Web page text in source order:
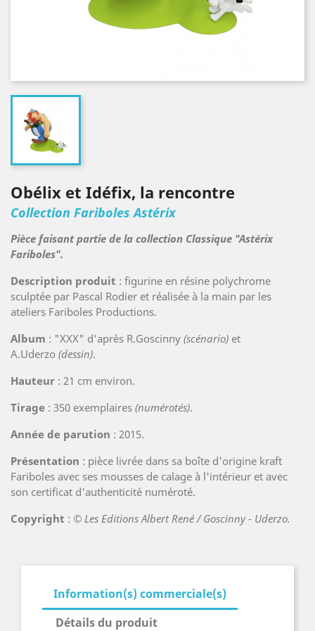
Obélix et Idéfix, la rencontre
Collection Fariboles Astérix
Pièce faisant partie de la collection Classique "Astérix
Fariboles".
Description produit : figurine en résine polychrome
sculptée par Pascal Rodier et réalisée à la main par les
ateliers Fariboles Productions.
Album : "XXX" d'après R.Goscinny (scénario) et
A.Uderzo (dessin).
Hauteur : 21 cm environ.
Tirage : 350 exemplaires (numérotés).
Année de parution : 2015.
Présentation : pièce livrée dans sa boîte d'origine kraft
Fariboles avec ses mousses de calage à l'intérieur et avec
son certificat d'authenticité numéroté.
Copyright : © Les Editions Albert René / Goscinny - Uderzo.
Information(s) commerciale(s)
Détails du produit